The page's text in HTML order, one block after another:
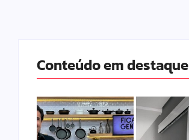
Conteúdo em destaque